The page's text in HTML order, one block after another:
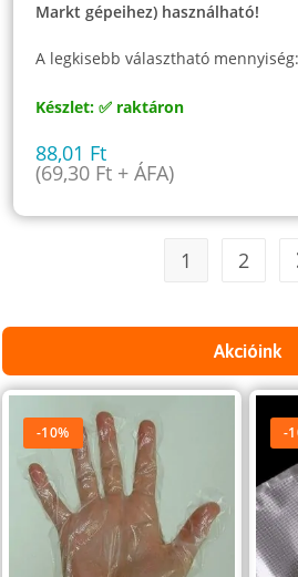
Markt gépeihez) használható!
A legkisebb választható
Készlet: ✅ raktáron
88,01 Ft
(69,30 Ft + ÁFA)
1 2
Akcióink
-10% -